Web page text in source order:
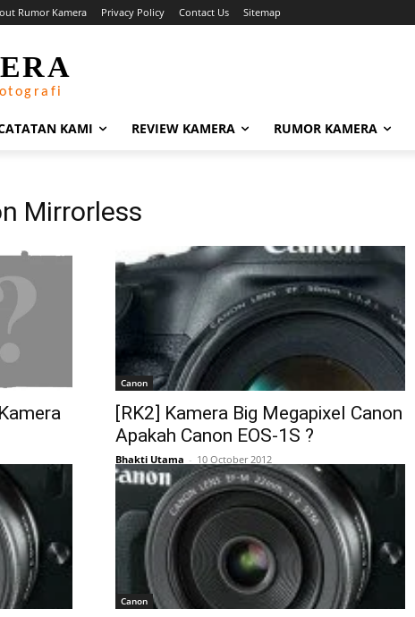
Rumor Kamera Privacy Policy Contact Us Sitemap
KAMI REVIEW KAMERA RUMOR KAMERA
Mirrorless
Canon
[RK2] Kamera Big Megapixel Canon
Apakah Canon EOS-1S ?
Bhakti Utama - 10 October 2012
Canon